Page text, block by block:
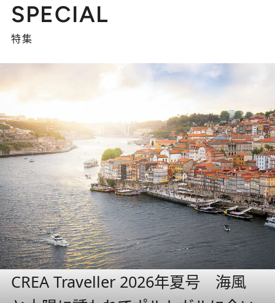
SPECIAL
特集
CREA Traveller 2026年夏号 海風